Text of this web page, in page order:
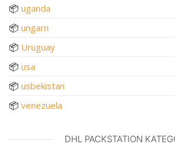
📦 uganda
📦 ungarn
📦 Uruguay
📦 usa
📦 usbekistan
📦 venezuela
DHL PACKSTATION